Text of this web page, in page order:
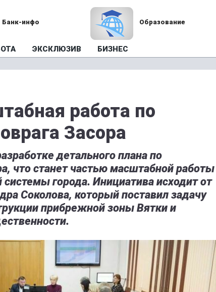
Банк-инфо Образование
ЭКСКЛЮЗИВ БИЗНЕС
работа по
Засора
детального плана по
что станет частью масштабной работы
города. Инициатива исходит от
Соколова, который поставил задачу
прибрежной зоны Вятки и